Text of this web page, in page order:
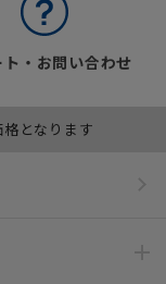
・お問い合わせ
となります